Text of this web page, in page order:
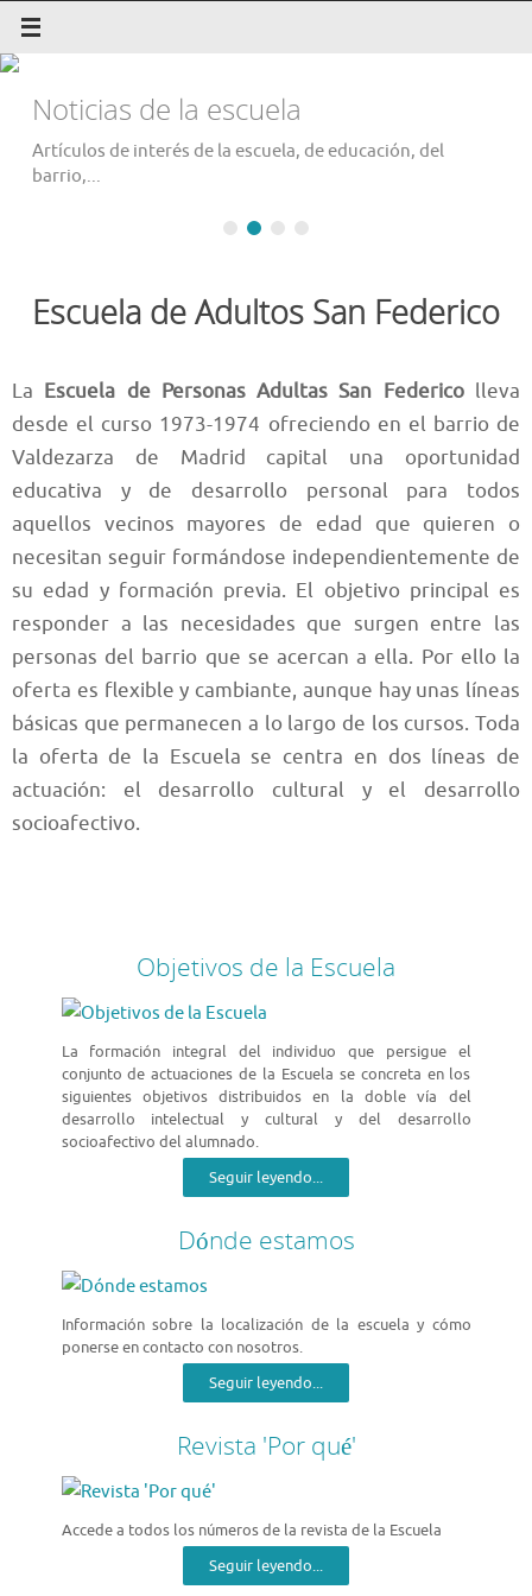
Saltar
contenido
Noticias de la escuela
Artículos de interés de la escuela, de educación, del
barrio,...
Escuela de Adultos San Federico
La Escuela de Personas Adultas San Federicolleva
desde el curso 1973-1974 ofreciendo en el barrio de
Valdezarza de Madrid capital una oportunidad
educativa y de desarrollo personal para todos
aquellos vecinos mayores de edad que quieren o
necesitan seguir formándose independientemente de
su edad y formación previa. El objetivo principal es
responder a las necesidades que surgen entre las
personas del barrio que se acercan a ella. Por ello la
oferta es flexible y cambiante, aunque hay unas líneas
básicas que permanecen a lo largo de los cursos. Toda
la oferta de la Escuela se centra en dos líneas de
actuación: el desarrollo cultural y el desarrollo
socioafectivo.
Objetivos de la Escuela
La formación integral del individuo que persigue el
conjunto de actuaciones de la Escuela se concreta en los
siguientes objetivos distribuidos en la doble vía del
desarrollo intelectual y cultural y del desarrollo
socioafectivo del alumnado.
Seguir leyendo...
Dónde estamos
Información sobre la localización de la escuela y cómo
ponerse en contacto con nosotros.
Seguir leyendo...
Revista 'Por qué'
Accede a todos los números de la revista de la Escuela
Seguir leyendo...